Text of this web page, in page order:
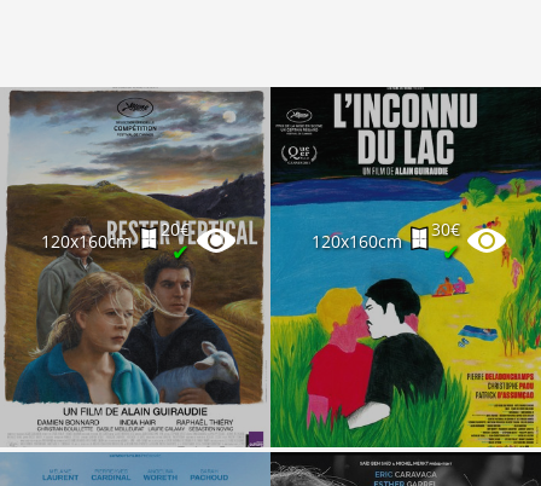
120x160cm
20€
✔ 120x160cm
30€
✔